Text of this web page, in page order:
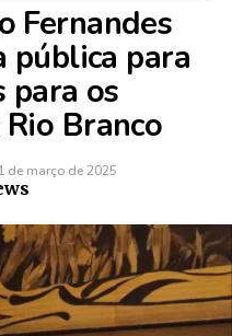
Fernandes
pública para
para os
Branco
de março de 2025